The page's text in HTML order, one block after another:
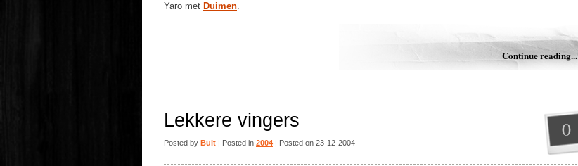
Yaro met Duimen.
Continue reading...
Lekkere vingers
Posted by Bult | Posted in 2004 | Posted on 23-12-2004
0